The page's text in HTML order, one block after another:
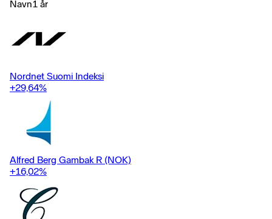
Navn1 år
Nordnet Suomi Indeksi
+29,64%
Alfred Berg Gambak R (NOK)
+16,02%